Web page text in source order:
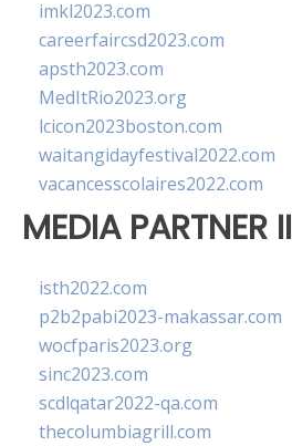
imkl2023.com
careerfaircsd2023.com
apsth2023.com
MedItRio2023.org
lcicon2023boston.com
waitangidayfestival2022.com
vacancesscolaires2022.com
MEDIA PARTNER II
isth2022.com
p2b2pabi2023-makassar.com
wocfparis2023.org
sinc2023.com
scdlqatar2022-qa.com
thecolumbiagrill.com